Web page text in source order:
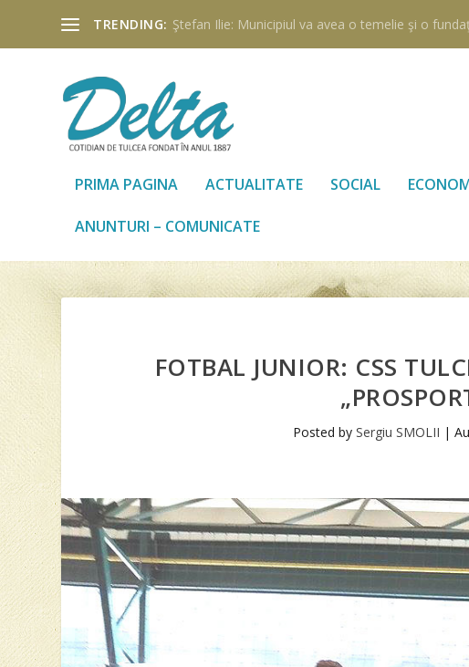
TRENDING: Ştefan Ilie: Municipiul va avea o temelie şi o
PRIMA PAGINA ACTUALITATE SOCIAL
ANUNTURI – COMUNICATE
FOTBAL JUNIOR: CSS
Posted bySergiu SMOLII |